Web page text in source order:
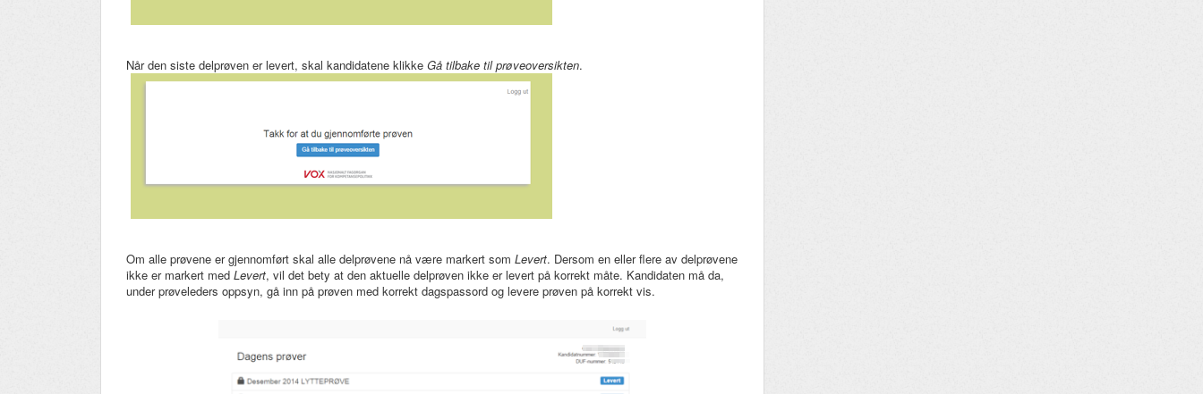
Når den siste delprøven er levert, skal kandidatene klikke Gå tilbake til prøveoversikten.
Om alle prøvene er gjennomført skal alle delprøvene nå være markert som Levert. Dersom en eller flere av delprøvene
ikke er markert med Levert, vil det bety at den aktuelle delprøven ikke er levert på korrekt måte. Kandidaten må da,
under prøveleders oppsyn, gå inn på prøven med korrekt dagspassord og levere prøven på korrekt vis.